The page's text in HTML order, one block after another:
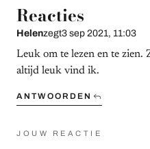
Reacties
Helenzegt3 sep 2021, 11:03
Leuk om te lezen en te zien.
altijd leuk vind ik.
ANTWOORDEN
JOUW REACTIE